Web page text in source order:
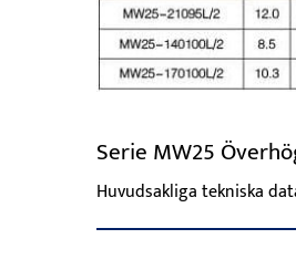
Serie MW25
Huvudsakliga tekniska